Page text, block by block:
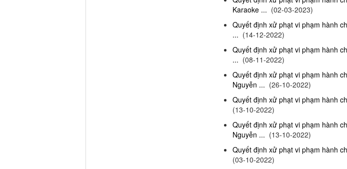
Karaoke ... (02-03-2023)
Quyết định xử phạt vi phạm hành
... (14-12-2022)
Quyết định xử phạt vi phạm hành
... (08-11-2022)
Quyết định xử phạt vi phạm hành
Nguyễn ... (26-10-2022)
Quyết định xử phạt vi phạm hành
(13-10-2022)
Quyết định xử phạt vi phạm hành
Nguyễn ... (13-10-2022)
Quyết định xử phạt vi phạm hành
(03-10-2022)